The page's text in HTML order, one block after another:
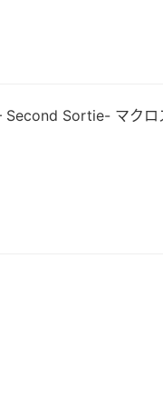
Second Sortie- マクロ